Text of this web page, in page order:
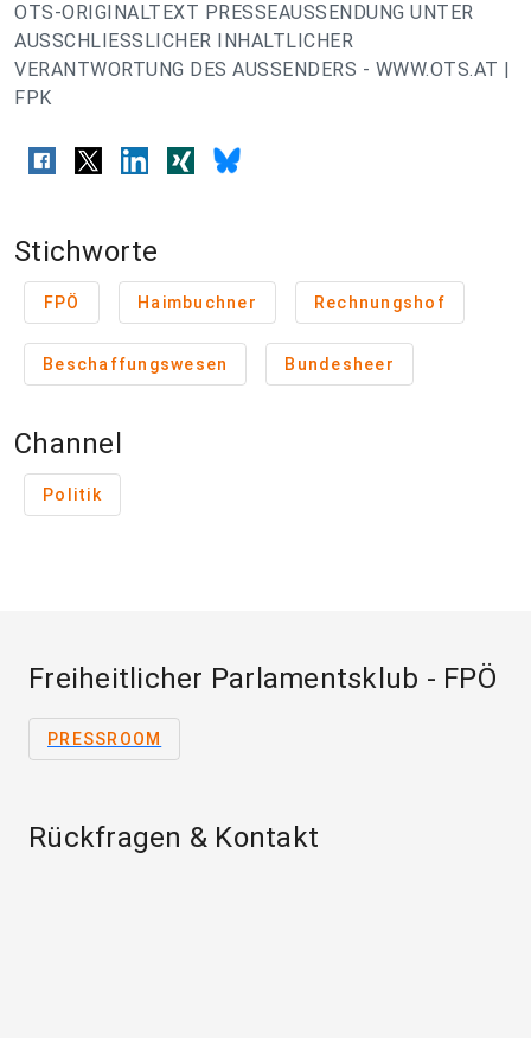
OTS-ORIGINALTEXT PRESSEAUSSENDUNG UNTER
AUSSCHLIESSLICHER INHALTLICHER
VERANTWORTUNG DES AUSSENDERS - WWW.OTS.AT |
FPK
Stichworte
FPÖ Haimbuchner Rechnungshof
Beschaffungswesen Bundesheer
Channel
Politik
Freiheitlicher Parlamentsklub - FPÖ
PRESSROOM
Rückfragen & Kontakt